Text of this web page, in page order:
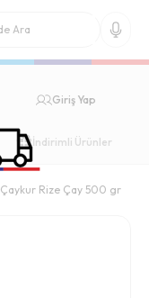
Giriş Yap
İndirimli Ürünler
Çaykur Rize Çay 500 gr